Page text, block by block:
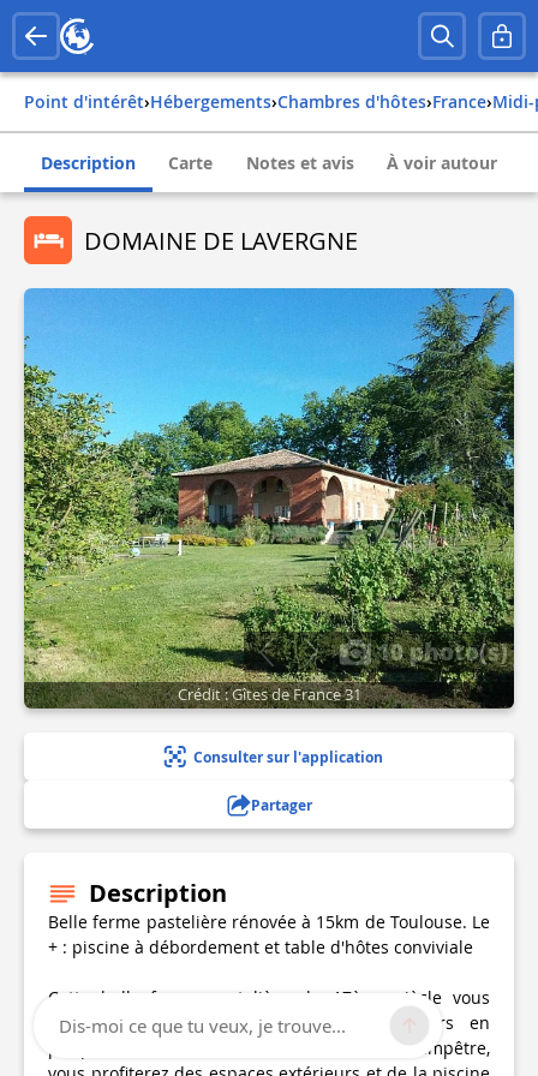
Point d'intérêt› Hébergements› Chambres d'hôtes› france›
Description Carte Notes et avis À voir autour
DOMAINE DE LAVERGNE
10 photo(s)
Crédit : Gîtes de France 31
Consulter sur l'application
Partager
Description
Belle ferme pastelière rénovée à 15km de Toulouse. Le
+ : piscine à débordement et table d'hôtes conviviale
Cette belle ferme pastelière du 17ème siècle vous
offre confort et quiétude pour vos séjours en
périphérie toulousaine. Dans un cadre champêtre,
Dis-moi ce que tu veux, je trouve...